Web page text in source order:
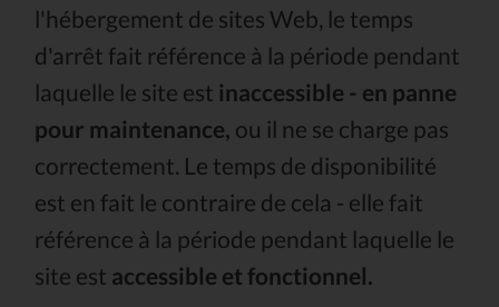
l'hébergement de sites Web, le temps
d'arrêt fait référence à la période pendant
laquelle le site est inaccessible - en panne
pour maintenance, ou il ne se charge pas
correctement. Le temps de disponibilité
est en fait le contraire de cela - elle fait
référence à la période pendant laquelle le
site est accessible et fonctionnel.